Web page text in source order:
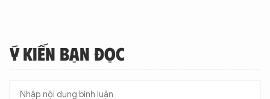
Ý KIẾN BẠN ĐỌC
XIN CHÀO,